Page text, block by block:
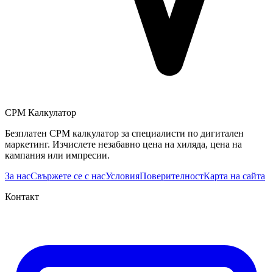
CPM Калкулатор
Безплатен CPM калкулатор за специалисти по дигитален
маркетинг. Изчислете незабавно цена на хиляда, цена на
кампания или импресии.
За насСвържете се с насУсловияПоверителностКарта на сайта
Контакт